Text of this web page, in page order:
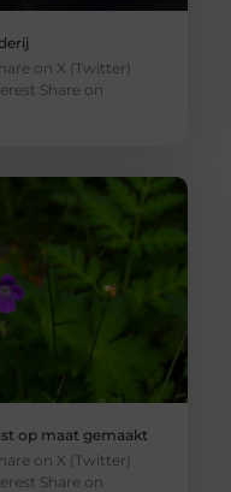
on X (Twitter)
Share on
op maat gemaakt
on X (Twitter)
Share on